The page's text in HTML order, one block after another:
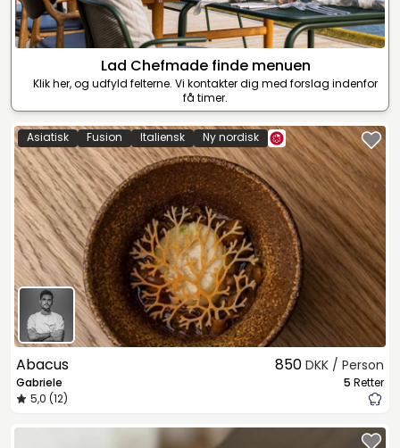
Lad Chefmade finde menuen
Klik her, og udfyld felterne. Vi kontakter dig med forslag indenfor
få timer.
Asiatisk Fusion Italiensk Ny nordisk
Abacus
Gabriele
5,0 (12)
850 DKK / Person
5 Retter